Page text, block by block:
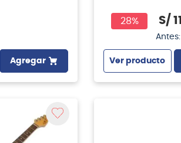
Agregar
28% S/ 11
Antes:
Ver producto